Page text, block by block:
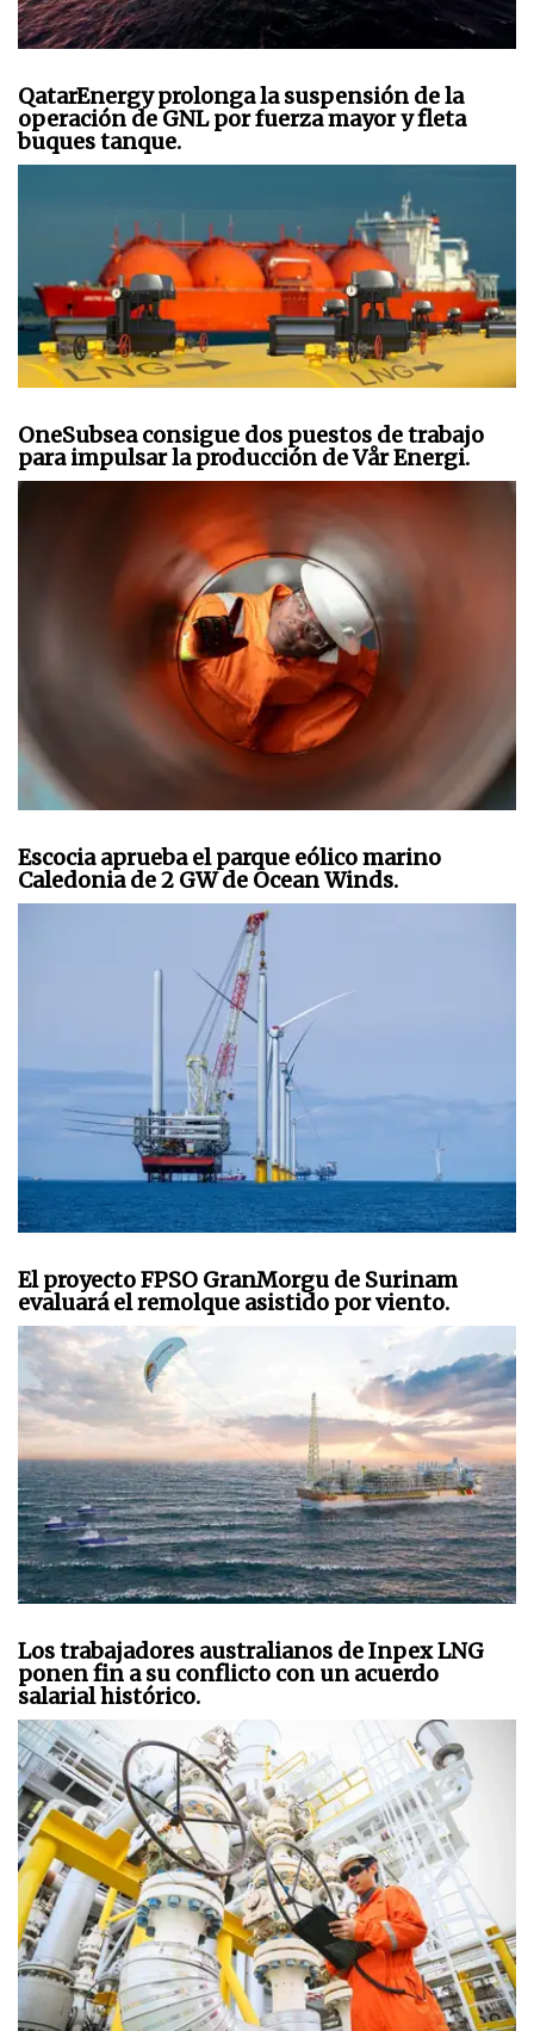
QatarEnergy prolonga la suspensión de la
operación de GNL por fuerza mayor y fleta
buques tanque.
OneSubsea consigue dos puestos de trabajo
para impulsar la producción de Vår Energi.
Escocia aprueba el parque eólico marino
Caledonia de 2 GW de Ocean Winds.
El proyecto FPSO GranMorgu de Surinam
evaluará el remolque asistido por viento.
Los trabajadores australianos de Inpex LNG
ponen fin a su conflicto con un acuerdo
salarial histórico.